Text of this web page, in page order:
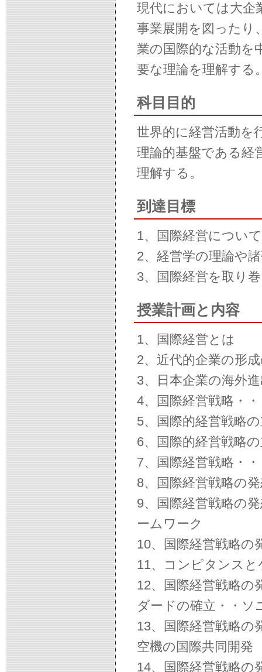
現代においては大企
事業展開を図ったり
業の国際的な活動を
要な理論を理解する
科目目的
世界的に経営活動を
理論的基盤である経
理解する。
到達目標
1、国際経営につい
2、経営学の理論や
3、国際経営を取り
授業計画と内容
1、国際経営とは
2、近代的企業の形
3、日本企業の海外
4、国際経営戦略・
5、国際的経営戦略
6、国際的経営戦略
7、国際経営戦略・
8、国際経営戦略の
9、国際経営戦略の
ームワーク
10、国際経営戦略の
11、コンピタンス
12、国際経営戦略
ダードの確立・・ソ
13、国際経営戦略の
空機の国際共同開発
14、国際経営戦略